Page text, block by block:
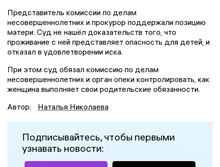
Представитель комиссии по делам
несовершеннолетних и прокурор поддержали позицию
матери. Суд не нашёл доказательств того, что
проживание с ней представляет опасность для детей, и
отказал в удовлетворении иска.
При этом суд обязал комиссию по делам
несовершеннолетних и орган опеки контролировать, как
женщина выполняет свои родительские обязанности.
Автор:
Наталья Николаева
Подписывайтесь, чтобы первыми
узнавать новости: